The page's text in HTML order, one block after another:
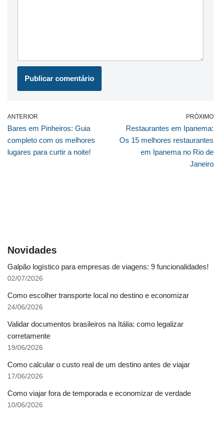
ANTERIOR
Bares em Pinheiros: Guia
completo com os melhores
lugares para curtir a noite!
PRÓXIMO
Restaurantes em Ipanema:
Os 15 melhores restaurantes
em Ipanema no Rio de
Janeiro
Novidades
Galpão logístico para empresas de viagens: 9 funcionalidades!
02/07/2026
Como escolher transporte local no destino e economizar
24/06/2026
Validar documentos brasileiros na Itália: como legalizar
corretamente
19/06/2026
Como calcular o custo real de um destino antes de viajar
17/06/2026
Como viajar fora de temporada e economizar de verdade
10/06/2026